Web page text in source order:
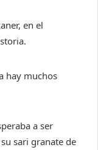
en el
hay muchos
a ser
sari granate de